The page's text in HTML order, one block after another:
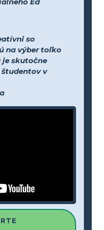
Ed
so
na výber toľko
je skutočne
v